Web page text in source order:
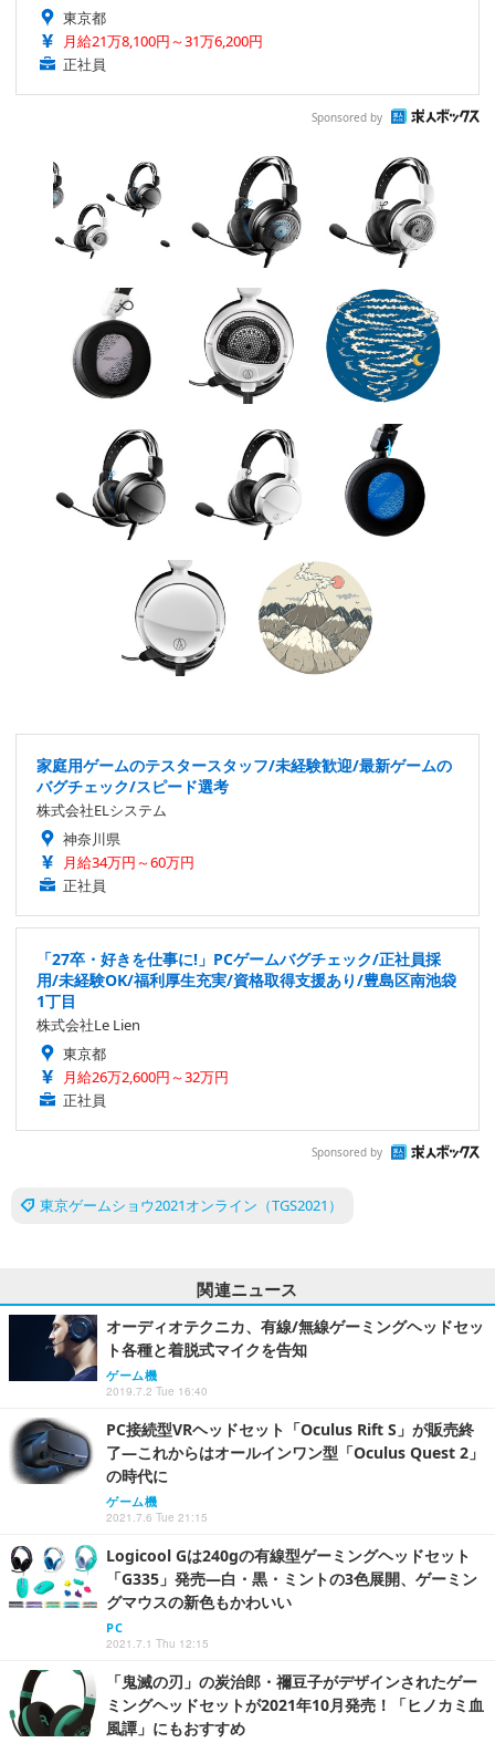
東京都
月給21万8,100円～31万6,200円
正社員
Sponsored by
家庭用ゲームのテスタースタッフ/未経験歓迎/最新ゲームの
バグチェック/スピード選考
株式会社ELシステム
神奈川県
月給34万円～60万円
正社員
「27卒・好きを仕事に!」PCゲームバグチェック/正社員採
用/未経験OK/福利厚生充実/資格取得支援あり/豊島区南池袋
1丁目
株式会社Le Lien
東京都
月給26万2,600円～32万円
正社員
Sponsored by
東京ゲームショウ2021オンライン（TGS2021）
関連ニュース
オーディオテクニカ、有線/無線ゲーミングヘッドセッ
ト各種と着脱式マイクを告知
ゲーム機
2019.7.2 Tue 16:40
PC接続型VRヘッドセット「Oculus Rift S」が販売終
了―これからはオールインワン型「Oculus Quest 2」
の時代に
ゲーム機
2021.7.6 Tue 21:15
Logicool Gは240gの有線型ゲーミングヘッドセット
「G335」発売―白・黒・ミントの3色展開、ゲーミン
グマウスの新色もかわいい
PC
2021.7.1 Thu 12:15
「鬼滅の刃」の炭治郎・禰豆子がデザインされたゲー
ミングヘッドセットが2021年10月発売！「ヒノカミ血
風譚」にもおすすめ